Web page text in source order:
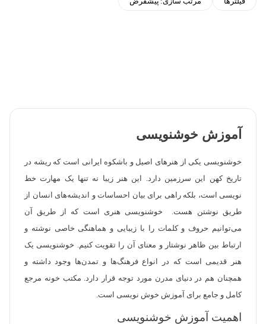
آموزش خوشنویسی
خوشنویسی یکی از هنرهای اصیل و باشکوه ایرانی است که ریشه در
تاریخ کهن این سرزمین دارد. این هنر زیبا نه تنها یک مهارت خط
نویسی است، بلکه راهی برای بیان احساسات و اندیشه‌های انسان از
طریق نوشتن هست. خوشنویسی هنری است که از طریق آن
می‌توانیم حروف و کلمات را با زیبایی و هماهنگی خاصی نوشته و
ارتباط بین ظاهر نوشتار و معنای آن را تقویت کنیم. خوشنویسی یک
هنر قدیمی است که در انواع فرهنگ‌ها و تمدن‌ها وجود داشته و
همچنان هم در دنیای مدرن مورد توجه قرار دارد. مکتب خونه مرجع
کامل و جامع برای آموزش خوش نویسی است.
اهمیت آموزش خوشنویسی